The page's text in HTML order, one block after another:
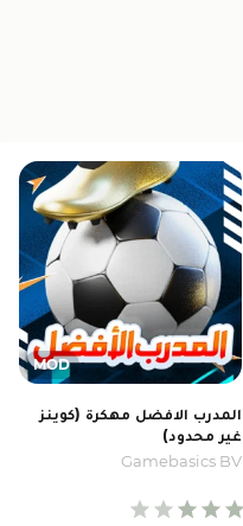
المدرب الافضل مهكرة (كوينز
غير محدود)
Gamebasics BV